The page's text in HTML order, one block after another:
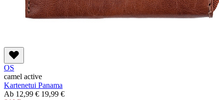
OS
camel active
Kartenetui Panama
Ab 12,99 € 19,99 €